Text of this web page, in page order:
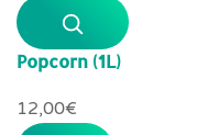
Popcorn (1L)
12,00‎€